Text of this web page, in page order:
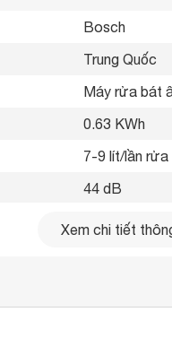
Bosch
Trung Quốc
Máy rửa bát
0.63 KWh
7-9 lít/lần rửa
44 dB
8 bộ
Xem chi tiết